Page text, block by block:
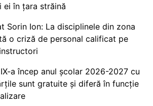
ei în țara străină
Sorin Ion: La disciplinele din zona
o criză de personal calificat pe
a încep anul școlar 2026-2027 cu
sunt gratuite și diferă în funcție